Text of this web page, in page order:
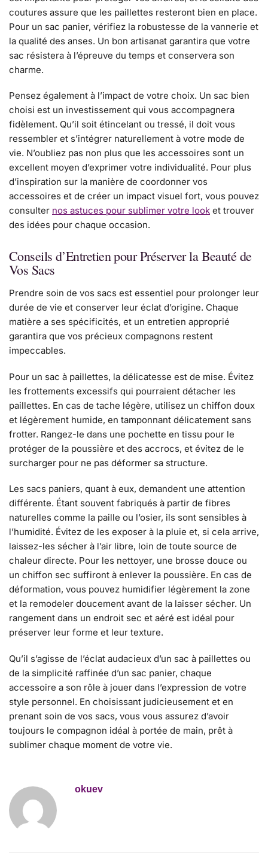
coutures assure que les paillettes resteront bien en place.
Pour un sac panier, vérifiez la robustesse de la vannerie et
la qualité des anses. Un bon artisanat garantira que votre
sac résistera à l’épreuve du temps et conservera son
charme.
Pensez également à l’impact de votre choix. Un sac bien
choisi est un investissement qui vous accompagnera
fidèlement. Qu’il soit étincelant ou tressé, il doit vous
ressembler et s’intégrer naturellement à votre mode de
vie. N’oubliez pas non plus que les accessoires sont un
excellent moyen d’exprimer votre individualité. Pour plus
d’inspiration sur la manière de coordonner vos
accessoires et de créer un impact visuel fort, vous pouvez
consulter nos astuces pour sublimer votre look et trouver
des idées pour chaque occasion.
Conseils d’Entretien pour Préserver la Beauté de
Vos Sacs
Prendre soin de vos sacs est essentiel pour prolonger leur
durée de vie et conserver leur éclat d’origine. Chaque
matière a ses spécificités, et un entretien approprié
garantira que vos précieux compagnons restent
impeccables.
Pour un sac à paillettes, la délicatesse est de mise. Évitez
les frottements excessifs qui pourraient détacher les
paillettes. En cas de tache légère, utilisez un chiffon doux
et légèrement humide, en tamponnant délicatement sans
frotter. Rangez-le dans une pochette en tissu pour le
protéger de la poussière et des accrocs, et évitez de le
surcharger pour ne pas déformer sa structure.
Les sacs paniers, quant à eux, demandent une attention
différente. Étant souvent fabriqués à partir de fibres
naturelles comme la paille ou l’osier, ils sont sensibles à
l’humidité. Évitez de les exposer à la pluie et, si cela arrive,
laissez-les sécher à l’air libre, loin de toute source de
chaleur directe. Pour les nettoyer, une brosse douce ou
un chiffon sec suffiront à enlever la poussière. En cas de
déformation, vous pouvez humidifier légèrement la zone
et la remodeler doucement avant de la laisser sécher. Un
rangement dans un endroit sec et aéré est idéal pour
préserver leur forme et leur texture.
Qu’il s’agisse de l’éclat audacieux d’un sac à paillettes ou
de la simplicité raffinée d’un sac panier, chaque
accessoire a son rôle à jouer dans l’expression de votre
style personnel. En choisissant judicieusement et en
prenant soin de vos sacs, vous vous assurez d’avoir
toujours le compagnon idéal à portée de main, prêt à
sublimer chaque moment de votre vie.
okuev